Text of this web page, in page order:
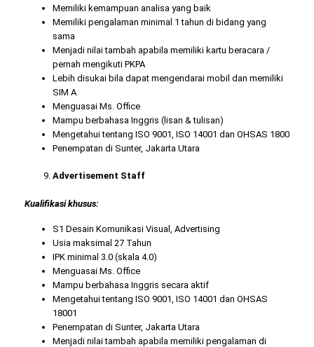
Memiliki kemampuan analisa yang baik
Memiliki pengalaman minimal 1 tahun di bidang yang
sama
Menjadi nilai tambah apabila memiliki kartu beracara /
pernah mengikuti PKPA
Lebih disukai bila dapat mengendarai mobil dan memiliki
SIM A
Menguasai Ms. Office
Mampu berbahasa Inggris (lisan & tulisan)
Mengetahui tentang ISO 9001, ISO 14001 dan OHSAS 1800
Penempatan di Sunter, Jakarta Utara
Advertisement Staff
Kualifikasi khusus:
S1 Desain Komunikasi Visual, Advertising
Usia maksimal 27 Tahun
IPK minimal 3.0 (skala 4.0)
Menguasai Ms. Office
Mampu berbahasa Inggris secara aktif
Mengetahui tentang ISO 9001, ISO 14001 dan OHSAS
18001
Penempatan di Sunter, Jakarta Utara
Menjadi nilai tambah apabila memiliki pengalaman di